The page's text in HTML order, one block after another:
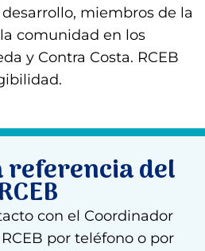
miembros de la
comunidad en los
y Contra Costa. RCEB
referencia del
con el Coordinador
por teléfono o por